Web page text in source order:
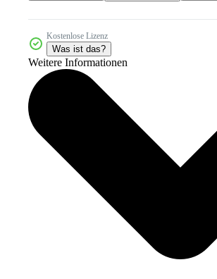
Kostenlose Lizenz
Was ist das?
Weitere Informationen